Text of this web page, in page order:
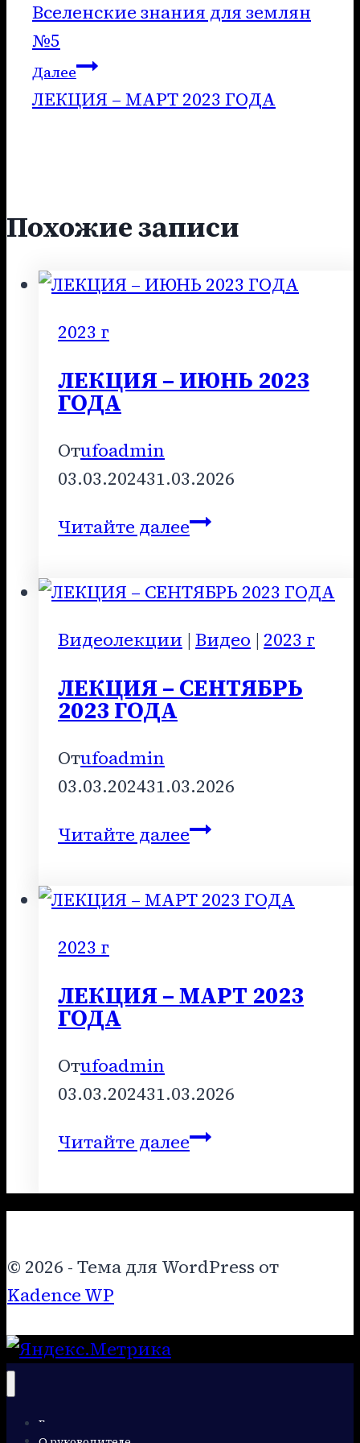
по
записям
Вселенские знания для землян
№5
Далее
ЛЕКЦИЯ – МАРТ 2023 ГОДА
Похожие записи
2023 г
ЛЕКЦИЯ – ИЮНЬ 2023
ГОДА
Отufoadmin
03.03.202431.03.2026
Читайте далееЛЕКЦИЯ
ИЮНЬ
2023
ГОДА
Видеолекции | Видео | 2023 г
ЛЕКЦИЯ – СЕНТЯБРЬ
2023 ГОДА
Отufoadmin
03.03.202431.03.2026
Читайте далееЛЕКЦИЯ
СЕНТЯБРЬ
2023
2023 г
ЛЕКЦИЯ – МАРТ 2023
ГОДА
Отufoadmin
03.03.202431.03.2026
Читайте далееЛЕКЦИЯ
МАРТ
© 2026 - Тема для WordPress от
Kadence WP
Главная